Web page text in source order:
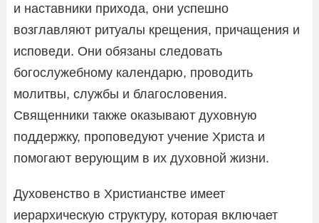
и наставники прихода, они успешно
возглавляют ритуалы крещения, причащения и
исповеди. Они обязаны следовать
богослужебному календарю, проводить
молитвы, службы и благословения.
Священники также оказывают духовную
поддержку, проповедуют учение Христа и
помогают верующим в их духовной жизни.
Духовенство в Христианстве имеет
иерархическую структуру, которая включает